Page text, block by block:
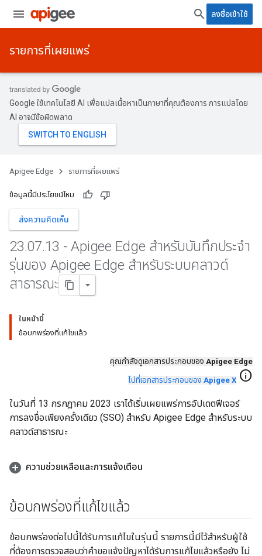
ลงชื่อเข้าใช้
รายการที่เผยแพร่
Google ใช้เทคโนโลยี AI เพื่อแปลเนื้อหาเป็นภาษาที่คุณต้องการ การแปลโดย
AI อาจมีข้อผิดพลาด
Apigee Edge รายการที่เผยแพร่
ข้อมูลนี้มีประโยชน์ไหม
ส่งความคิดเห็น
23.07.13 - Apigee Edge สำหรับบันทึกประจำ
รุ่นของ Apigee Edge สำหรับระบบคลาวด์
สาธารณะ
ในหน้านี้
ข้อบกพร่องที่แก้ไขแล้ว
คุณกําลังดูเอกสารประกอบของ Apigee Edge
ไปที่เอกสารประกอบของ Apigee X info
ในวันที่ 13 กรกฎาคม 2023 เราได้เริ่มเผยแพร่การอัปเดตฟีเจอร์
การลงชื่อเพียงครั้งเดียว (SSO) สำหรับ Apigee Edge สำหรับระบบ
คลาวด์สาธารณะ
ความช่วยเหลือและการแจ้งเตือน
ข้อบกพร่องที่แก้ไขแล้ว
ข้อบกพร่องต่อไปนี้ได้รับการแก้ไขในรุ่นนี้ รายการนี้มีไว้สำหรับผู้ใช้
ที่ต้องการตรวจสอบว่าคำขอแจ้งปัญหาได้รับการแก้ไขแล้วหรือยัง ไม่